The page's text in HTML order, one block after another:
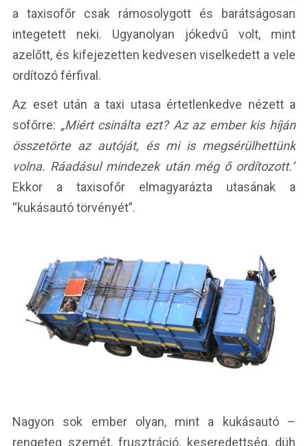
a taxisofőr csak rámosolygott és barátságosan
integetett neki. Ugyanolyan jókedvű volt, mint
azelőtt, és kifejezetten kedvesen viselkedett a vele
ordítozó férfival.
Az eset után a taxi utasa értetlenkedve nézett a
sofőrre: „Miért csinálta ezt? Az az ember kis híján
összetörte az autóját, és mi is megsérülhettünk
volna. Ráadásul mindezek után még ő ordítozott.”
Ekkor a taxisofőr elmagyarázta utasának a
“kukásautó törvényét”.
Nagyon sok ember olyan, mint a kukásautó –
rengeteg szemét, frusztráció, keseredettség, düh